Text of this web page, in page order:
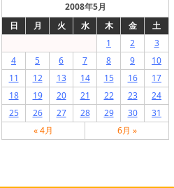
2008年5月
日
月 火 水 木 金
土
1
2
3
4
5 6 7 8 9
10
11
12 13 14 15 16
17
18
19 20 21 22 23
24
25
26 27 28 29 30
31
« 4月
6月 »